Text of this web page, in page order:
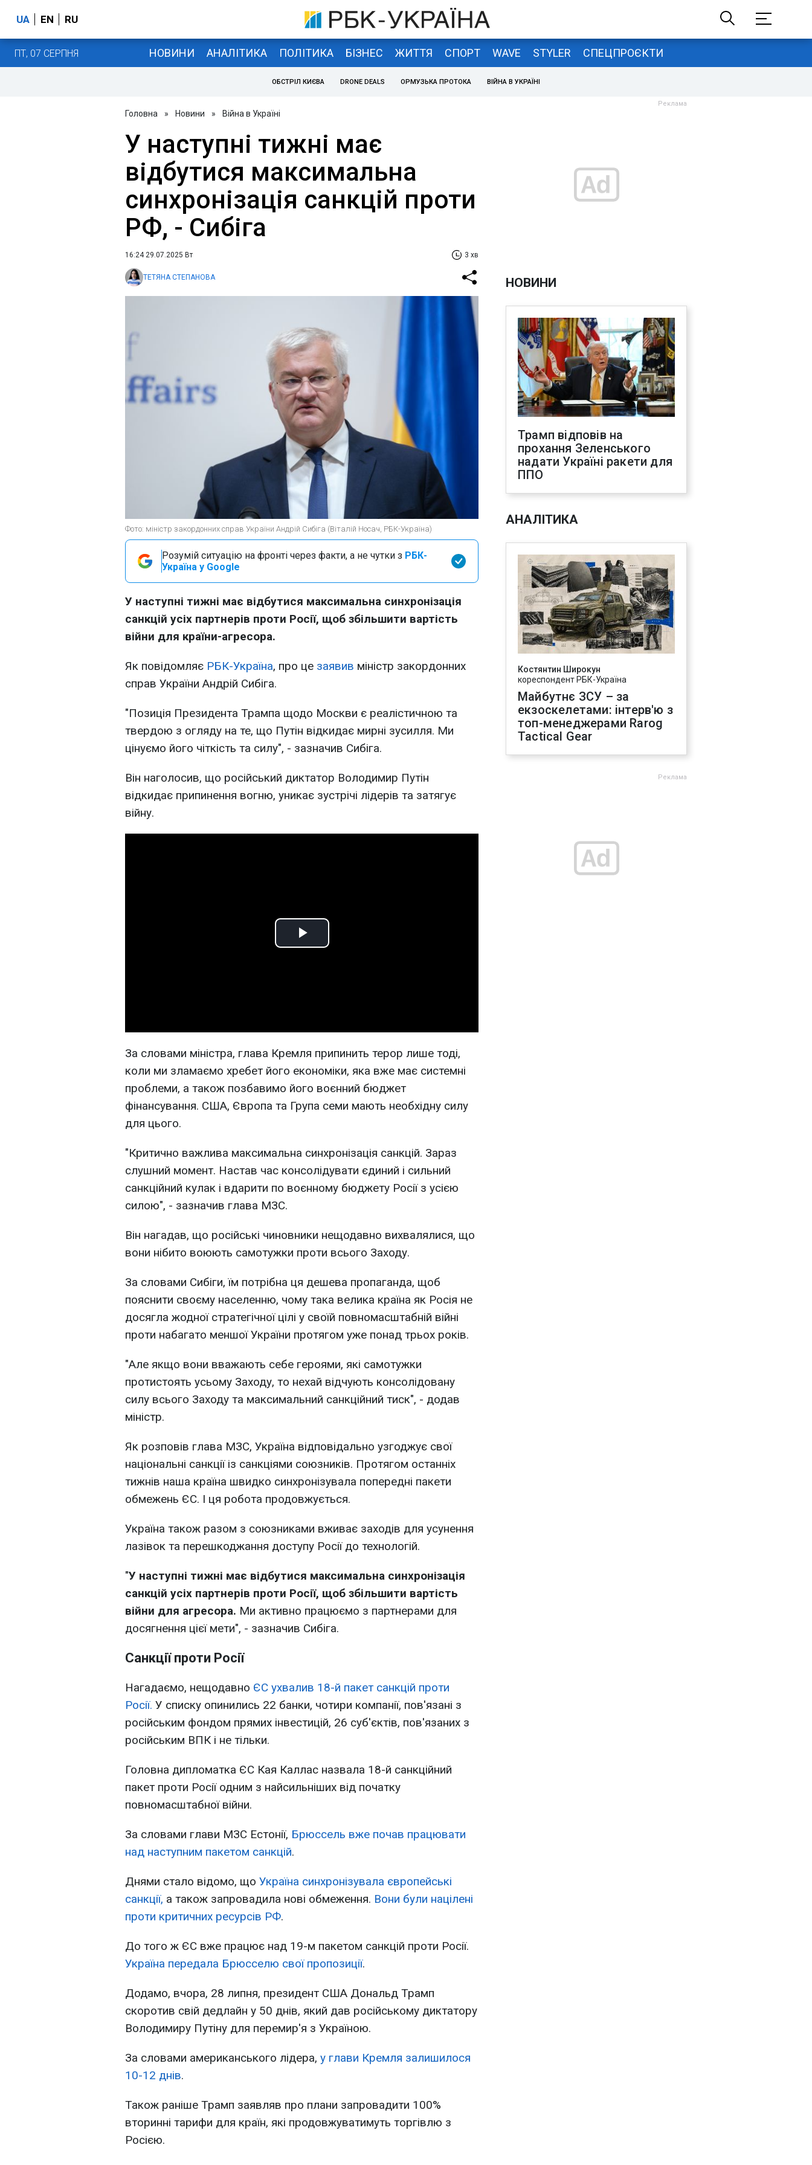
UA EN RU
ПТ, 07 СЕРПНЯ НОВИНИ АНАЛІТИКА ПОЛІТИКА БІЗНЕС ЖИТТЯ СПОРТ WAVE STYLER СПЕЦПРОЄКТИ
ОБСТРІЛ КИЄВА DRONE DEALS ОРМУЗЬКА ПРОТОКА ВІЙНА В УКРАЇНІ
Головна » Новини » Війна в Україні
У наступні тижні має
відбутися максимальна
синхронізація санкцій проти
РФ, - Сибіга
16:24 29.07.2025 Вт 3 хв
ТЕТЯНА СТЕПАНОВА
Фото: міністр закордонних справ України Андрій Сибіга (Віталій Носач, РБК-Україна)
Розумій ситуацію на фронті через факти, а не чутки з РБК-
Україна у Google
У наступні тижні має відбутися максимальна синхронізація
санкцій усіх партнерів проти Росії, щоб збільшити вартість
війни для країни-агресора.
Як повідомляє РБК-Україна, про це заявив міністр закордонних
справ України Андрій Сибіга.
"Позиція Президента Трампа щодо Москви є реалістичною та
твердою з огляду на те, що Путін відкидає мирні зусилля. Ми
цінуємо його чіткість та силу", - зазначив Сибіга.
Він наголосив, що російський диктатор Володимир Путін
відкидає припинення вогню, уникає зустрічі лідерів та затягує
війну.
Play
За словами міністра, глава Кремля припинить терор лише тоді,
коли ми зламаємо хребет його економіки, яка вже має системні
проблеми, а також позбавимо його воєнний бюджет
фінансування. США, Європа та Група семи мають необхідну силу
для цього.
"Критично важлива максимальна синхронізація санкцій. Зараз
слушний момент. Настав час консолідувати єдиний і сильний
санкційний кулак і вдарити по воєнному бюджету Росії з усією
силою", - зазначив глава МЗС.
Він нагадав, що російські чиновники нещодавно вихвалялися, що
вони нібито воюють самотужки проти всього Заходу.
За словами Сибіги, їм потрібна ця дешева пропаганда, щоб
пояснити своєму населенню, чому така велика країна як Росія не
досягла жодної стратегічної цілі у своїй повномасштабній війні
проти набагато меншої України протягом уже понад трьох років.
"Але якщо вони вважають себе героями, які самотужки
протистоять усьому Заходу, то нехай відчують консолідовану
силу всього Заходу та максимальний санкційний тиск", - додав
міністр.
Як розповів глава МЗС, Україна відповідально узгоджує свої
національні санкції із санкціями союзників. Протягом останніх
тижнів наша країна швидко синхронізувала попередні пакети
обмежень ЄС. І ця робота продовжується.
Україна також разом з союзниками вживає заходів для усунення
лазівок та перешкоджання доступу Росії до технологій.
"У наступні тижні має відбутися максимальна синхронізація
санкцій усіх партнерів проти Росії, щоб збільшити вартість
війни для агресора. Ми активно працюємо з партнерами для
досягнення цієї мети", - зазначив Сибіга.
Санкції проти Росії
Нагадаємо, нещодавно ЄС ухвалив 18-й пакет санкцій проти
Росії. У списку опинились 22 банки, чотири компанії, пов'язані з
російським фондом прямих інвестицій, 26 суб'єктів, пов'язаних з
російським ВПК і не тільки.
Головна дипломатка ЄС Кая Каллас назвала 18-й санкційний
пакет проти Росії одним з найсильніших від початку
повномасштабної війни.
За словами глави МЗС Естонії, Брюссель вже почав працювати
над наступним пакетом санкцій.
Днями стало відомо, що Україна синхронізувала європейські
санкції, а також запровадила нові обмеження. Вони були націлені
проти критичних ресурсів РФ.
До того ж ЄС вже працює над 19-м пакетом санкцій проти Росії.
Україна передала Брюсселю свої пропозиції.
Додамо, вчора, 28 липня, президент США Дональд Трамп
скоротив свій дедлайн у 50 днів, який дав російському диктатору
Володимиру Путіну для перемир'я з Україною.
За словами американського лідера, у глави Кремля залишилося
10-12 днів.
Також раніше Трамп заявляв про плани запровадити 100%
вторинні тарифи для країн, які продовжуватимуть торгівлю з
Росією.
НОВИНИ
Трамп відповів на
прохання Зеленського
надати Україні ракети для
ППО
АНАЛІТИКА
Костянтин Широкун
кореспондент РБК-Україна
Майбутнє ЗСУ – за
екзоскелетами: інтерв'ю з
топ-менеджерами Rarog
Tactical Gear